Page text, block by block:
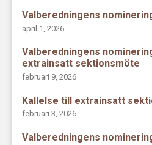
Valberedningens
april 1, 2026
Valberedningens
extrainsatt sektionsmöte
februari 9, 2026
Kallelse till extrainsatt
februari 3, 2026
Valberedningens